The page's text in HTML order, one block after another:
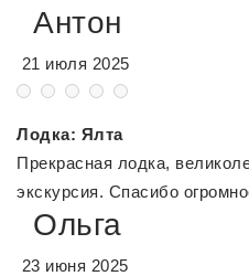
Антон
21 июля 2025
Лодка: Ялта
Прекрасная лодка,
экскурсия. Спасибо
Ольга
23 июня 2025